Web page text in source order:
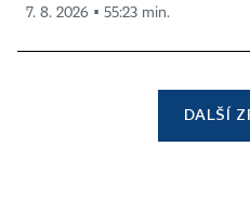
7. 8. 2026 ▪ 55:23 min.
DALŠÍ